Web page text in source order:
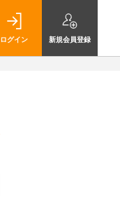
ログイン 新規会員登録